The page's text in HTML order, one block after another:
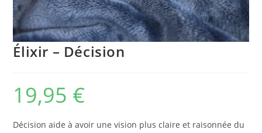
Élixir – Décision
19,95 €
Décision aide à avoir une vision plus claire et raisonnée du